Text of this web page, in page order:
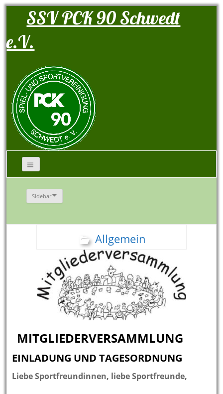
SSV PCK 90 Schwedt
e.V.
Sidebar
Allgemein
MITGLIEDERVERSAMMLUNG
EINLADUNG UND TAGESORDNUNG
Liebe Sportfreundinnen, liebe Sportfreunde,